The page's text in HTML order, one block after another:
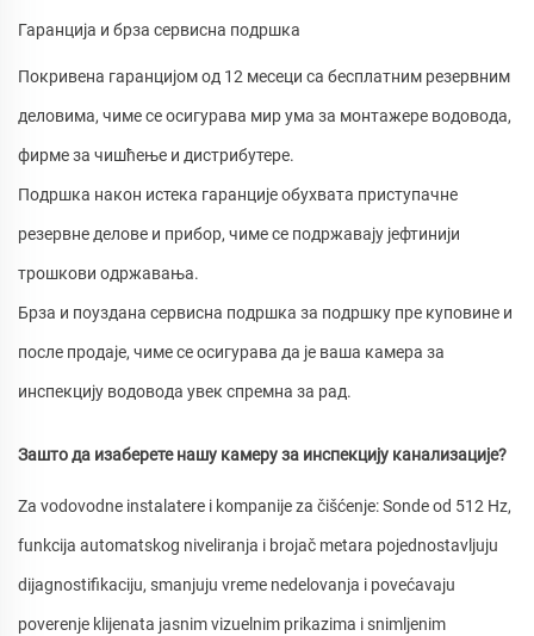
Гаранција и брза сервисна подршка
Покривена гаранцијом од 12 месеци са бесплатним резервним
деловима, чиме се осигурава мир ума за монтажере водовода,
фирме за чишћење и дистрибутере.
Подршка након истека гаранције обухвата приступачне
резервне делове и прибор, чиме се подржавају јефтинији
трошкови одржавања.
Брза и поуздана сервисна подршка за подршку пре куповине и
после продаје, чиме се осигурава да је ваша камера за
инспекцију водовода увек спремна за рад.
Зашто да изаберете нашу камеру за инспекцију канализације?
Za vodovodne instalatere i kompanije za čišćenje: Sonde od 512 Hz,
funkcija automatskog niveliranja i brojač metara pojednostavljuju
dijagnostifikaciju, smanjuju vreme nedelovanja i povećavaju
poverenje klijenata jasnim vizuelnim prikazima i snimljenim